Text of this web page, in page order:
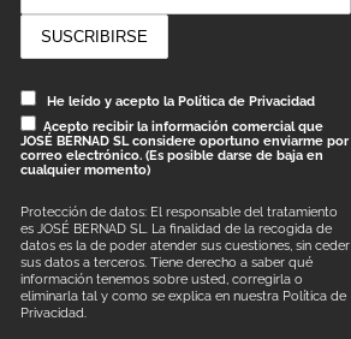
He leído y acepto la Política de Privacidad
Acepto recibir la información comercial que
JOSÉ BERNAD SL considere oportuno enviarme por
correo electrónico. (Es posible darse de baja en
cualquier momento)
Protección de datos: El responsable del tratamiento
es JOSÉ BERNAD SL. La finalidad de la recogida de
datos es la de poder atender sus cuestiones, sin ceder
sus datos a terceros. Tiene derecho a saber qué
información tenemos sobre usted, corregirla o
eliminarla tal y como se explica en nuestra Política de
Privacidad.